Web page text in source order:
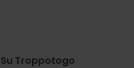
Su Troppotogo